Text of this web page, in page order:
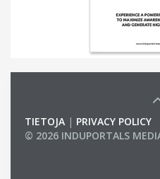
TIETOJA | PRIVACY POLICY
© 2026 INDUPORTALS